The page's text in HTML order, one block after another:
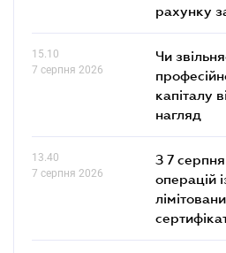
рахунку
15.10
7 серпня 2026
Чи
капіталу
нагляд
13.40
7 серпня 2026
З 7
операцій